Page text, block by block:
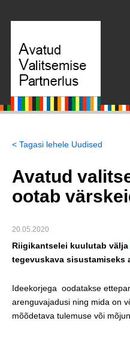
< Tagasi lehele Uudised
Avatud
ootab
20.05.2020
Riigikantselei kuulutab välja
tegevuskava sisustamiseks
Ideekorjega oodatakse
arenguvajadusi ning mida on
mõõdetava tulemuse või